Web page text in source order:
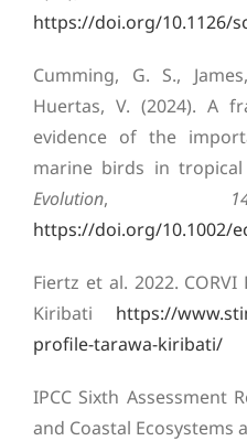
https://doi.org/10.1126/
Cumming, G. S.,
Huertas, V. (2024). A
evidence of the
marine birds in tropical
Evolution,
https://doi.org/10.1002/
Fiertz et al. 2022.
Kiribati https://
profile-tarawa-kiribati/
IPCC Sixth Assessment
and Coastal Ecosystems